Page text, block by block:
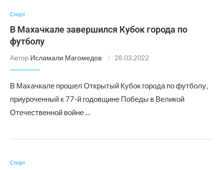
Спорт
В Махачкале завершился Кубок города по
футболу
Автор Исламали Магомедов 28.03.2022
В Махачкале прошел Открытый Кубок города по футболу,
приуроченный к 77-й годовщине Победы в Великой
Отечественной войне …
Спорт